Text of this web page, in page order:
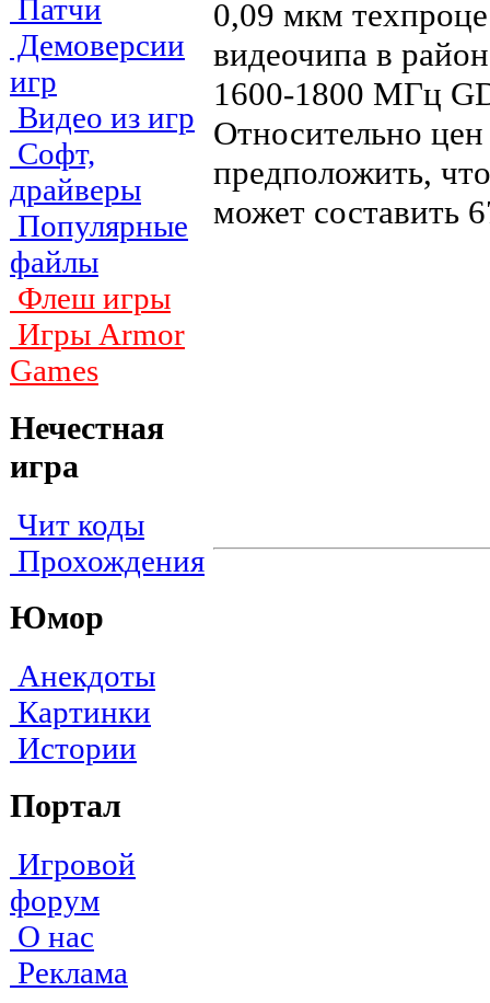
Патчи
Демоверсии
игр
Видео из игр
Софт,
драйверы
Популярные
файлы
Флеш игры
Игры Armor
Games
Нечестная
игра
Чит коды
Прохождения
Юмор
Анекдоты
Картинки
Истории
Портал
Игровой
форум
О нас
Реклама
0,09 мкм
видеочипа в
1600-1800 МГц
Относительно
предположить,
может составить